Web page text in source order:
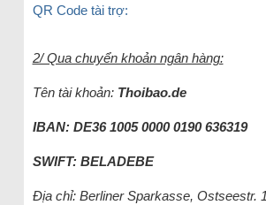
QR Code tài trợ:
2/ Qua chuyển khoản ngân hàng:
Tên tài khoản: Thoibao.de
IBAN: DE36 1005 0000 0190 636319
SWIFT: BELADEBE
Địa chỉ: Berliner Sparkasse, Ostseestr.